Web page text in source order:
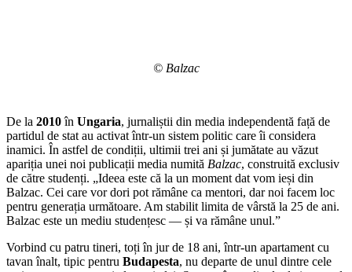
© Balzac
De la 2010în Ungaria, jurnaliștii din media independentă față de
partidul de stat au activat într-un sistem politic care îi considera
inamici. În astfel de condiții, ultimii trei ani și jumătate au văzut
apariția unei noi publicații media numită Balzac, construită exclusiv
de către studenți. „Ideea este că la un moment dat vom ieși din
Balzac. Cei care vor dori pot rămâne ca mentori, dar noi facem loc
pentru generația următoare. Am stabilit limita de vârstă la 25 de ani.
Balzac este un mediu studențesc — și va rămâne unul.”
Vorbind cu patru tineri, toți în jur de 18 ani, într-un apartament cu
tavan înalt, tipic pentru Budapesta, nu departe de unul dintre cele